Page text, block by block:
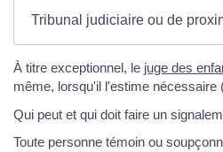
Tribunal judiciaire ou de
À titre exceptionnel, le juge des
même, lorsqu'il l'estime nécessaire
Qui peut et qui doit faire un
Toute personne témoin ou